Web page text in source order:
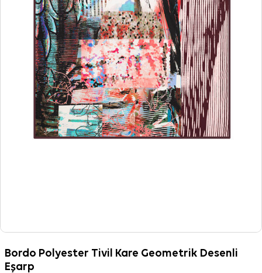
Bordo Polyester Tivil Kare Geometrik Desenli
Eşarp